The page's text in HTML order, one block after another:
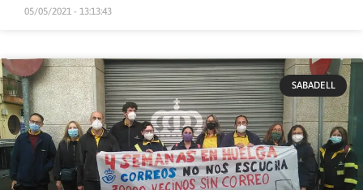
05/05/2021 - 13:13:43
SABADELL